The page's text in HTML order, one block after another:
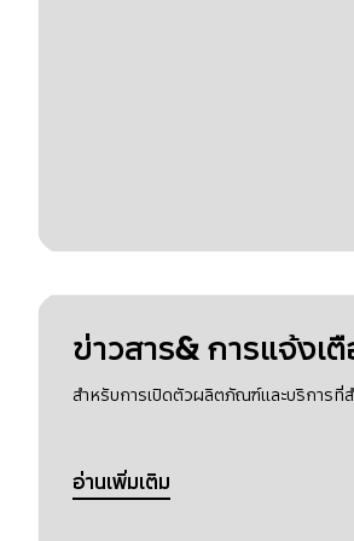
ข่าวสาร& การแจ้งเ
สำหรับการเปิดตัวผลิตภัณฑ์และบริการที่
อ่านเพิ่มเติม